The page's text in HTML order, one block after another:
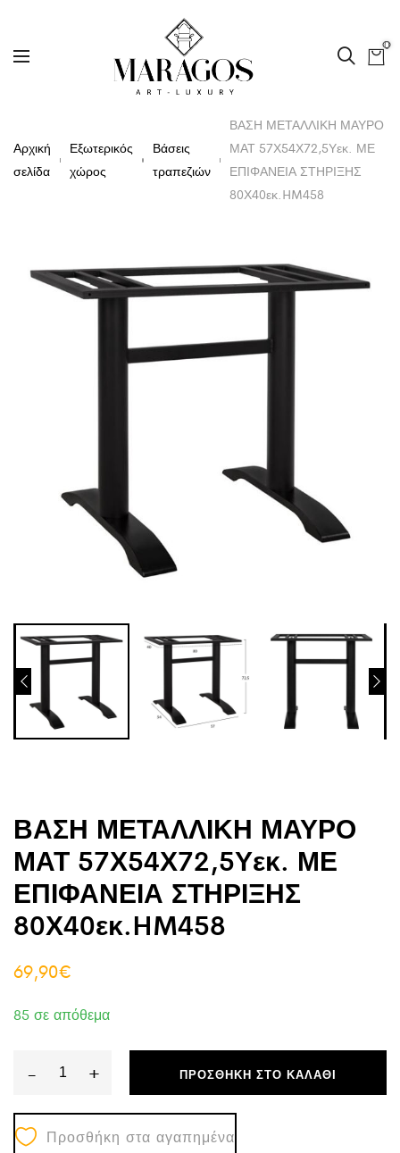
0
Αρχική
σελίδα
Εξωτερικός
χώρος
Βάσεις
τραπεζιών
ΒΑΣΗ ΜΕΤΑΛΛΙΚΗ ΜΑΥΡΟ
ΜΑΤ 57Χ54Χ72,5Υεκ. ΜΕ
ΕΠΙΦΑΝΕΙΑ ΣΤΗΡΙΞΗΣ
80Χ40εκ.HM458
ΒΑΣΗ ΜΕΤΑΛΛΙΚΗ ΜΑΥΡΟ
ΜΑΤ 57Χ54Χ72,5Υεκ. ΜΕ
ΕΠΙΦΑΝΕΙΑ ΣΤΗΡΙΞΗΣ
80Χ40εκ.HM458
69,90€
85 σε απόθεμα
-
ΒΑΣΗ
ΜΕΤΑΛΛΙΚΗ
ΜΑΥΡΟ
+ ΠΡΟΣΘΉΚΗ ΣΤΟ ΚΑΛΆΘΙ
Προσθήκη στα αγαπημένα